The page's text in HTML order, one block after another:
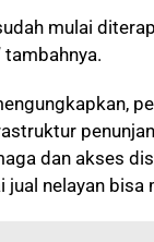
mulai
tambahnya.
dan akses
jual nelayan bisa